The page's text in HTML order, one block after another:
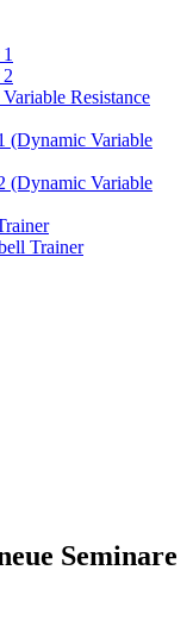
Resistance
Variable
Variable
Trainer
Seminare